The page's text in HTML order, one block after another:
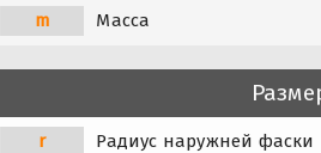
m Масса
r Радиус наружней фаски